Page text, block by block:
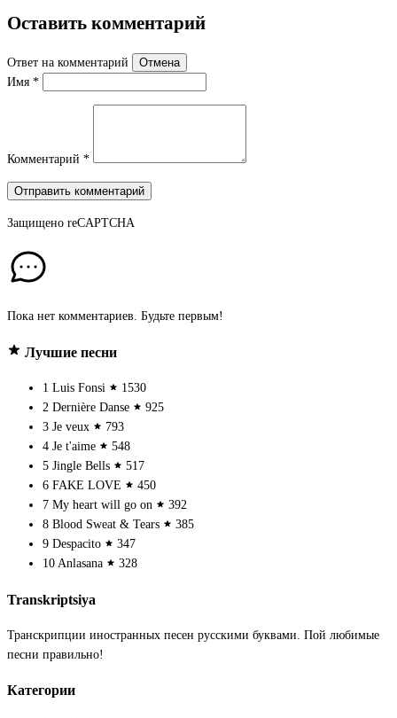
Оставить комментарий
Ответ на комментарий
Отмена
Имя *
Комментарий *
Отправить комментарий
Защищено reCAPTCHA
Пока нет комментариев. Будьте первым!
Лучшие песни
1 Luis Fonsi
1530
2 Dernière Danse
925
3 Je veux
793
4 Je t'aime
548
5 Jingle Bells
517
6 FAKE LOVE
450
7 My heart will go on
392
8 Blood Sweat & Tears
385
9 Despacito
347
10 Anlasana 328
Transkriptsiya
Транскрипции иностранных песен русскими буквами. Пой любимые
песни правильно!
Категории